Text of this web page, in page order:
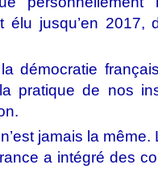
élu jusqu’en 2017,
démocratie
pratique de nos
jamais la même.
a intégré des